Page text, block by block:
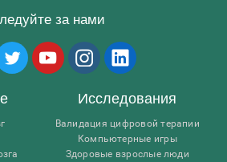
за нами
Исследования
Валидация цифровой терапии
Компьютерные игры
Здоровые взрослые люди